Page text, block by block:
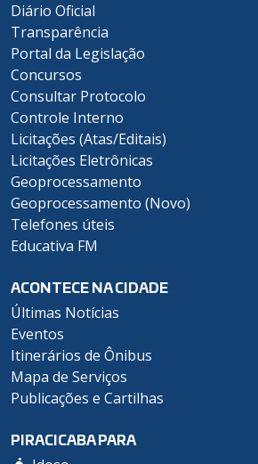
Diário Oficial
Transparência
Portal da Legislação
Concursos
Consultar Protocolo
Controle Interno
Licitações (Atas/Editais)
Licitações Eletrônicas
Geoprocessamento
Geoprocessamento (Novo)
Telefones úteis
Educativa FM
ACONTECE NA CIDADE
Últimas Notícias
Eventos
Itinerários de Ônibus
Mapa de Serviços
Publicações e Cartilhas
PIRACICABA PARA